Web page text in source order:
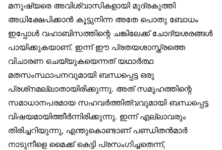
മനുഷ്യരെ അവിശ്വാസികളായി മുദ്രകുത്തി
അധിക്ഷേപിക്കാന്‍ കൂട്ടുനിന്ന അതേ പൊതു ബോധം
ഇപ്പോള്‍ വഹാബിസത്തിന്റെ ചങ്കിലേക്ക് ചോദ്യശരങ്ങള്‍
പായിക്കുകയാണ്. ഇന്ന് ഈ പ്രതയശാസ്ത്രത്തെ
വിചാരണ ചെയ്യുകയെന്നത് യഥാര്‍ത്ഥ
മതസംസ്ഥാപനവുമായി ബന്ധപ്പെട്ട ഒരു
പ്രശ്‌നമല്ലാതായിരിക്കുന്നു. അത് സമൂഹത്തിന്റെ
സമാധാനപരമായ സഹവര്‍ത്തിത്വവുമായി ബന്ധപ്പെട്ട
വിഷയമായിത്തീര്‍ന്നിരിക്കുന്നു. ഇന്ന് എല്ലാവരും
തിരിച്ചറിയുന്നു, എന്തുകൊണ്ടാണ് പണ്ഡിതന്‍മാര്‍
നാടുനീളെ മൈക്ക് കെട്ടി പ്രസംഗിച്ചതെന്ന്,